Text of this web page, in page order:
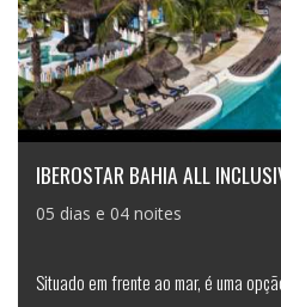
IBEROSTAR BAHIA ALL
05 dias e 04 noites
Situado em frente ao mar, é uma